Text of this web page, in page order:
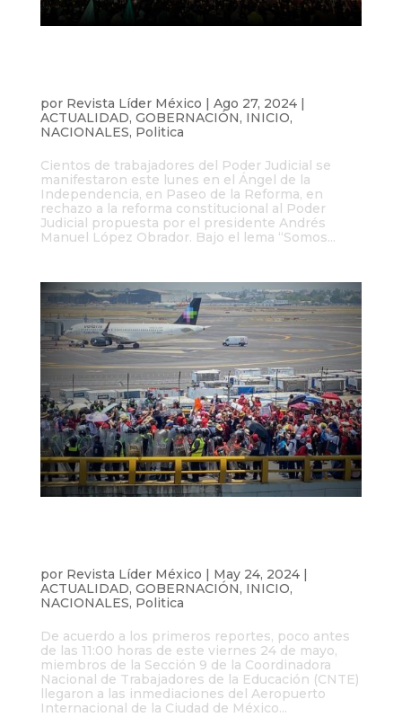
por Revista Líder México | Ago 27, 2024|
ACTUALIDAD, GOBERNACIÓN, INICIO,
NACIONALES, Politica
Cientos de trabajadores del Poder Judicial se
manifestaron este lunes en el Ángel de la
Independencia, en Paseo de la Reforma, en
rechazo a la reforma constitucional al Poder
Judicial propuesta por el presidente Andrés
Manuel López Obrador. Bajo el lema “Somos...
por Revista Líder México | May 24, 2024|
ACTUALIDAD, GOBERNACIÓN, INICIO,
NACIONALES, Politica
De acuerdo a los primeros reportes, poco antes
de las 11:00 horas de este viernes 24 de mayo,
miembros de la Sección 9 de la Coordinadora
Nacional de Trabajadores de la Educación (CNTE)
llegaron a las inmediaciones del Aeropuerto
Internacional de la Ciudad de México...